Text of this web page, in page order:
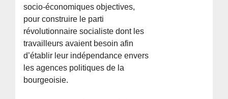
socio-économiques objectives,
pour construire le parti
révolutionnaire socialiste dont les
travailleurs avaient besoin afin
d’établir leur indépendance envers
les agences politiques de la
bourgeoisie.